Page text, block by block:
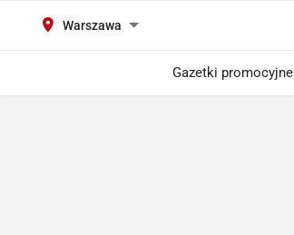
Warszawa
Gazetki promocyjne